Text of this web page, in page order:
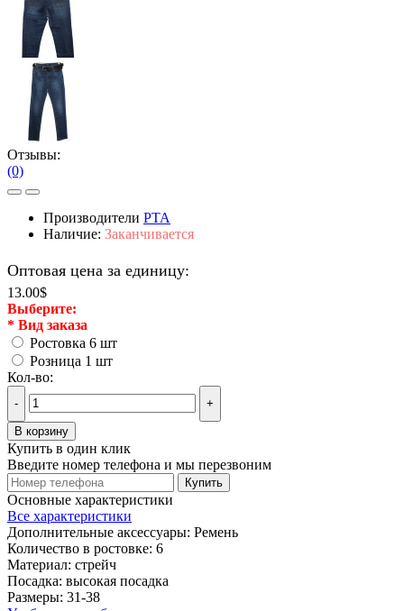
Отзывы:
(0)
Производители PTA
Наличие: Заканчивается
Оптовая цена за единицу:
13.00$
Выберите:
* Вид заказа
Ростовка 6 шт
Розница 1 шт
Кол-во:
- +
В корзину
Купить в один клик
Введите номер телефона и мы перезвоним
Купить
Основные характеристики
Все характеристики
Дополнительные аксессуары: Ремень
Количество в ростовке: 6
Материал: стрейч
Посадка: высокая посадка
Размеры: 31-38